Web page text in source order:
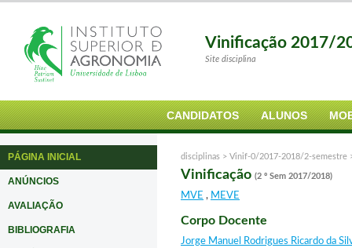
Vinificação 2017/
Site disciplina
CANDIDATOS ALUNOS
PÁGINA INICIAL
ANÚNCIOS
AVALIAÇÃO
BIBLIOGRAFIA
disciplinas > Vinif-0/2017-2018/2-semestre
Vinificação (2 º Sem 2017/2018)
MVE , MEVE
Corpo Docente
Jorge Manuel Rodrigues Ricardo da